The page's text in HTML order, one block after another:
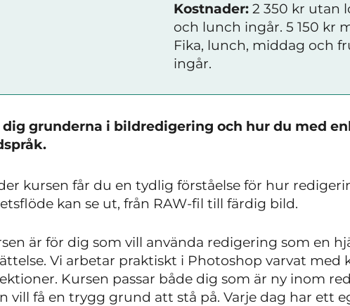
Kostnader: 2 350 kr utan
och lunch ingår. 5 150 kr
Fika, lunch, middag och
ingår.
dig grunderna i bildredigering och hur du med
kursen får du en tydlig förståelse för hur
kan se ut, från RAW-fil till färdig bild.
är för dig som vill använda redigering som en
Vi arbetar praktiskt i Photoshop varvat
Kursen passar både dig som är ny inom
vill få en trygg grund att stå på. Varje dag har ett